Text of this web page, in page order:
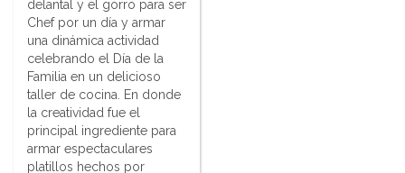
delantal y el gorro para ser
Chef por un día y armar
una dinámica actividad
celebrando el Día de la
Familia en un delicioso
taller de cocina. En donde
la creatividad fue el
principal ingrediente para
armar espectaculares
platillos hechos por